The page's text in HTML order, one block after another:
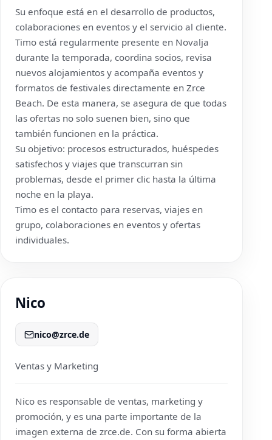
Su enfoque está en el desarrollo de productos,
colaboraciones en eventos y el servicio al cliente.
Timo está regularmente presente en Novalja
durante la temporada, coordina socios, revisa
nuevos alojamientos y acompaña eventos y
formatos de festivales directamente en Zrce
Beach. De esta manera, se asegura de que todas
las ofertas no solo suenen bien, sino que
también funcionen en la práctica.
Su objetivo: procesos estructurados, huéspedes
satisfechos y viajes que transcurran sin
problemas, desde el primer clic hasta la última
noche en la playa.
Timo es el contacto para reservas, viajes en
grupo, colaboraciones en eventos y ofertas
individuales.
Nico
nico@zrce.de
Ventas y Marketing
Nico es responsable de ventas, marketing y
promoción, y es una parte importante de la
imagen externa de zrce.de. Con su forma abierta